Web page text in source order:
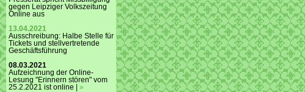
gegen Leipziger Volkszeitung
Online aus
13.04.2021
Ausschreibung: Halbe Stelle für
Tickets und stellvertretende
Geschäftsführung
08.03.2021
Aufzeichnung der Online-
Lesung "Erinnern stören" vom
25.2.2021 ist online | »